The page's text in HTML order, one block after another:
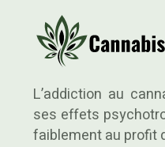
L’addiction au
ses effets
faiblement au profit